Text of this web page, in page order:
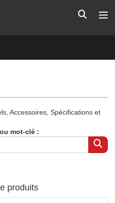
Accessoires, Spécifications et
mot-clé :
produits